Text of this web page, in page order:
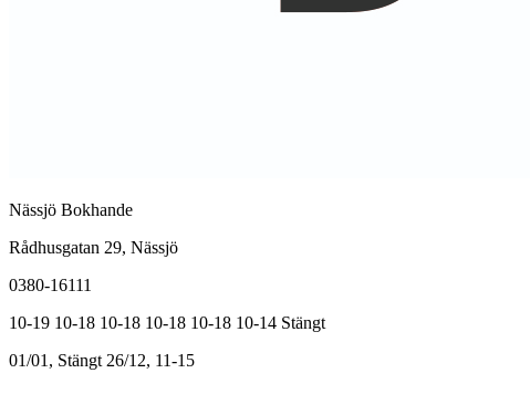
Nässjö Bokhande
Rådhusgatan 29, Nässjö
0380-16111
10-19 10-18 10-18 10-18 10-18 10-14 Stängt
01/01, Stängt 26/12, 11-15